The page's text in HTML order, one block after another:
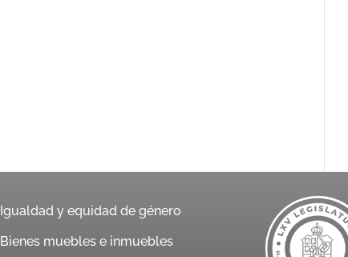
Igualdad y equidad de género
Bienes muebles e inmuebles